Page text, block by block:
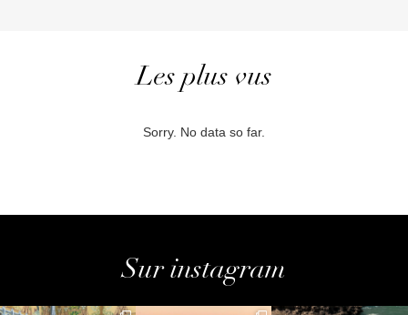
Les plus vus
Sorry. No data so far.
Sur instagram